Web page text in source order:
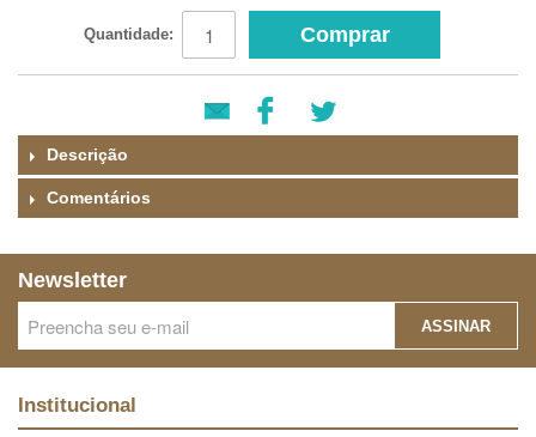
Quantidade: Comprar
Descrição
Comentários
Newsletter
ASSINAR
Institucional